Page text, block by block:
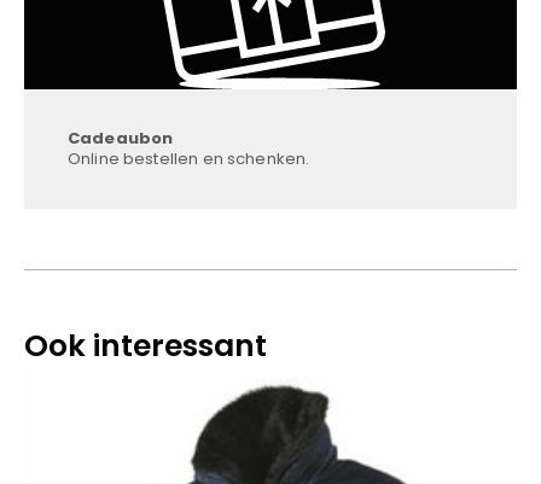
Cadeaubon
Online bestellen en schenken.
Ook interessant